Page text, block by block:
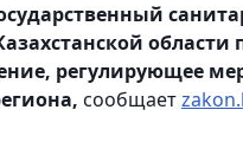
области
регулирующее
сообщает